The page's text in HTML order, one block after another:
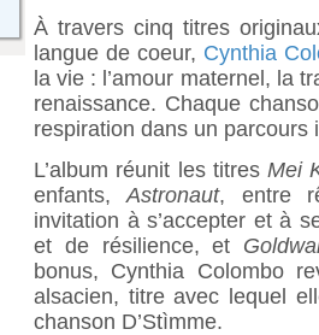
À travers cinq titres
langue de coeur, Cynthia
la vie : l’amour maternel, la
renaissance. Chaque
respiration dans un
L’album réunit les titresMei
enfants,Astronaut, entre
invitation à s’accepter et à
et de résilience, et
bonus, Cynthia Colombo
alsacien, titre avec lequel
chanson D’Stìmme.